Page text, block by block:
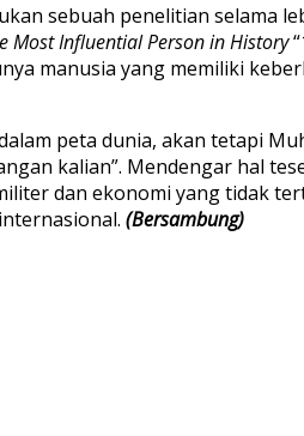
sebuah penelitian selama
Most Influential Person in History
manusia yang memiliki
peta dunia, akan tetapi
kalian”. Mendengar hal
dan ekonomi yang tidak
(Bersambung)